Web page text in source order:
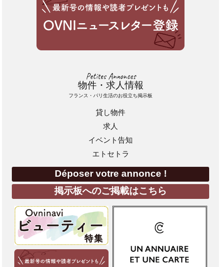
Petites Annonces
物件・求人情報
フランス・パリ生活のお役立ち掲示板
貸し物件
求人
イベント告知
エトセトラ
Déposer votre annonce !
掲示板へのご掲載はこちら